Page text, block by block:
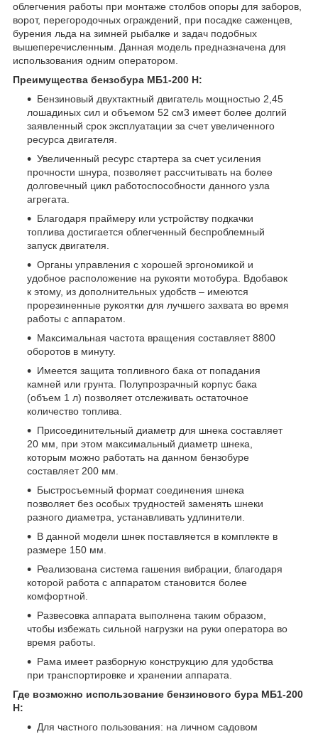
облегчения работы при монтаже столбов опоры для заборов,
ворот, перегородочных ограждений, при посадке саженцев,
бурения льда на зимней рыбалке и задач подобных
вышеперечисленным. Данная модель предназначена для
использования одним оператором.
Преимущества бензобура МБ1-200 Н:
Бензиновый двухтактный двигатель мощностью 2,45
лошадиных сил и объемом 52 см3 имеет более долгий
заявленный срок эксплуатации за счет увеличенного
ресурса двигателя.
Увеличенный ресурс стартера за счет усиления
прочности шнура, позволяет рассчитывать на более
долговечный цикл работоспособности данного узла
агрегата.
Благодаря праймеру или устройству подкачки
топлива достигается облегченный беспроблемный
запуск двигателя.
Органы управления с хорошей эргономикой и
удобное расположение на рукояти мотобура. Вдобавок
к этому, из дополнительных удобств – имеются
прорезиненные рукоятки для лучшего захвата во время
работы с аппаратом.
Максимальная частота вращения составляет 8800
оборотов в минуту.
Имеется защита топливного бака от попадания
камней или грунта. Полупрозрачный корпус бака
(объем 1 л) позволяет отслеживать остаточное
количество топлива.
Присоединительный диаметр для шнека составляет
20 мм, при этом максимальный диаметр шнека,
которым можно работать на данном бензобуре
составляет 200 мм.
Быстросъемный формат соединения шнека
позволяет без особых трудностей заменять шнеки
разного диаметра, устанавливать удлинители.
В данной модели шнек поставляется в комплекте в
размере 150 мм.
Реализована система гашения вибрации, благодаря
которой работа с аппаратом становится более
комфортной.
Развесовка аппарата выполнена таким образом,
чтобы избежать сильной нагрузки на руки оператора во
время работы.
Рама имеет разборную конструкцию для удобства
при транспортировке и хранении аппарата.
Где возможно использование бензинового бура МБ1-200
Н:
Для частного пользования: на личном садовом